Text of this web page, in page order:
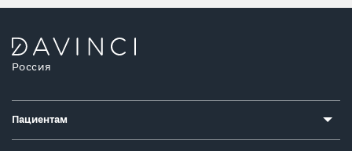
Россия
Пациентам